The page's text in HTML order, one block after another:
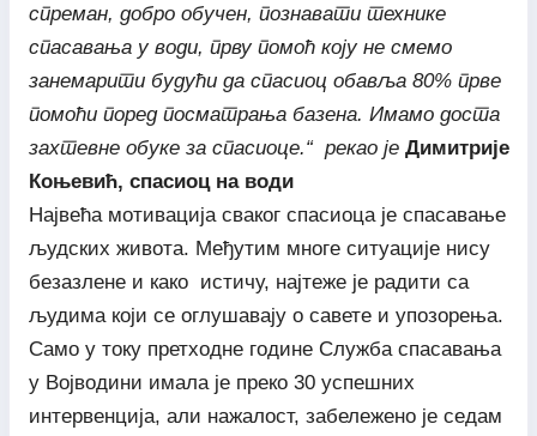
спреман, добро обучен, познавати технике
спасавања у води, прву помоћ коју не смемо
занемарити будући да спасиоц обавља 80% прве
помоћи поред посматрања базена. Имамо доста
захтевне обуке за спасиоце.“ рекао је Димитрије
Коњевић, спасиоц на води
Највећа мотивација сваког спасиоца је спасавање
људских живота. Међутим многе ситуације нису
безазлене и како истичу, најтеже је радити са
људима који се оглушавају о савете и упозорења.
Само у току претходне године Служба спасавања
у Војводини имала је преко 30 успешних
интервенција, али нажалост, забележено је седам